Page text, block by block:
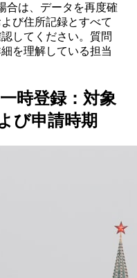
合は、データを再度確
び住所記録とすべて
してください。質問
を理解している担当
時登録：対象
び申請時期